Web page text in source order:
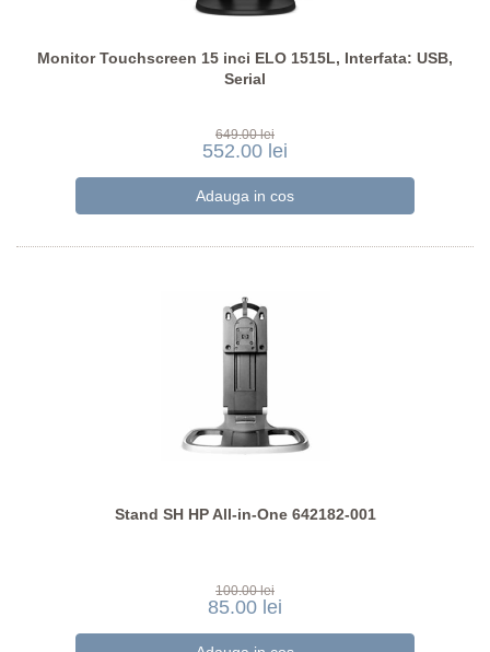
Monitor Touchscreen 15 inci ELO 1515L, Interfata: USB,
Serial
649.00 lei
552.00 lei
Stand SH HP All-in-One 642182-001
100.00 lei
85.00 lei